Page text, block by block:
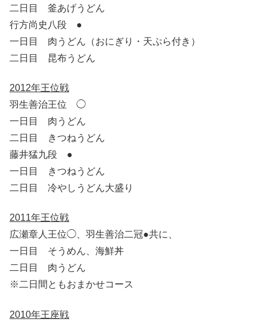
二日目 釜あげうどん
行方尚史八段 ●
一日目 肉うどん（おにぎり・天ぷら付き）
二日目 昆布うどん
2012年王位戦
羽生善治王位 ◯
一日目 肉うどん
二日目 きつねうどん
藤井猛九段 ●
一日目 きつねうどん
二日目 冷やしうどん大盛り
2011年王位戦
広瀬章人王位◯、羽生善治二冠●共に、
一日目 そうめん、海鮮丼
二日目 肉うどん
※二日間ともおまかせコース
2010年王座戦